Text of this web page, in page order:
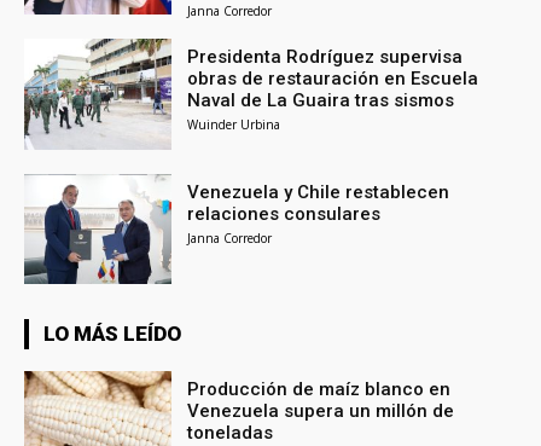
Janna Corredor
Presidenta Rodríguez supervisa
obras de restauración en Escuela
Naval de La Guaira tras sismos
Wuinder Urbina
Venezuela y Chile restablecen
relaciones consulares
Janna Corredor
LO MÁS LEÍDO
Producción de maíz blanco en
Venezuela supera un millón de
toneladas